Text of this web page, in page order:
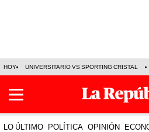
HOY UNIVERSITARIO VS SPORTING CRISTAL
LO ÚLTIMO POLÍTICA OPINIÓN